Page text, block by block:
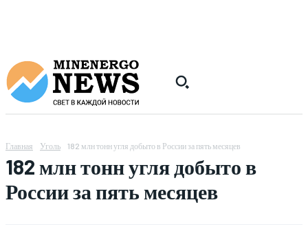
Главная Уголь 182 млн тонн угля добыто в России за пять месяцев
182 млн тонн угля добыто в
России за пять месяцев